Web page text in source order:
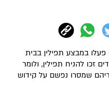
במבצע תפילין בבית
זכו להניח תפילין, ולומר
שמסרו נפשם על קידוש